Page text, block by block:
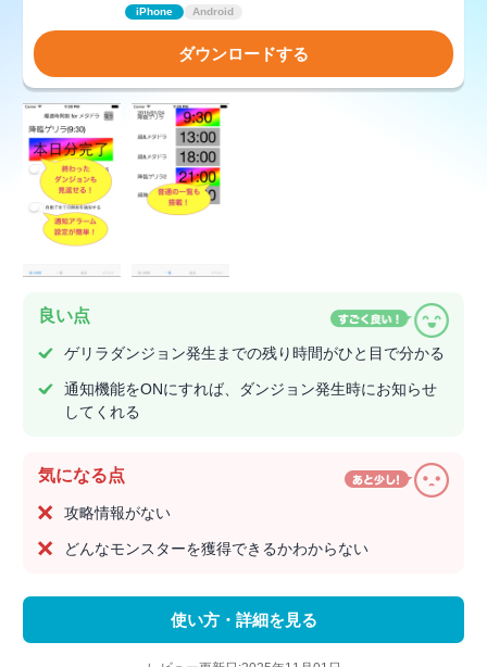
iPhone Android
ダウンロードする
良い点
ゲリラダンジョン発生までの残り時間がひと目で分かる
通知機能をONにすれば、ダンジョン発生時にお知らせ
してくれる
気になる点
攻略情報がない
どんなモンスターを獲得できるかわからない
使い方・詳細を見る